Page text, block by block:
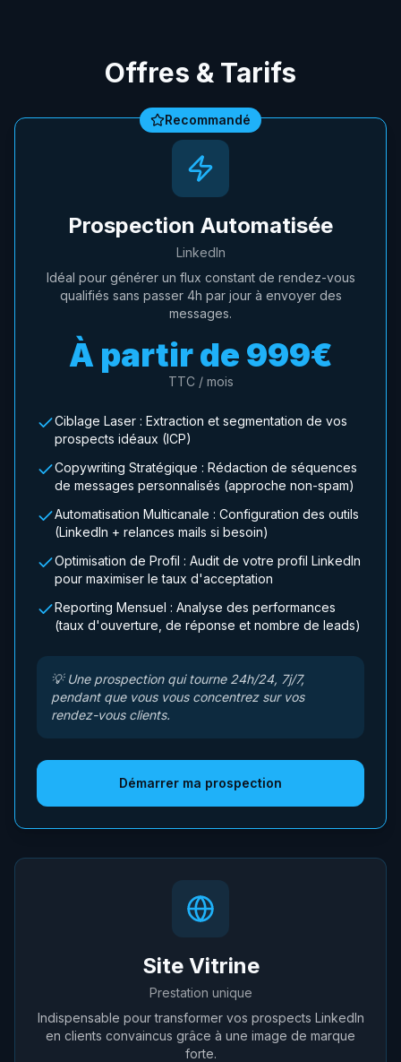
Offres & Tarifs
Recommandé
Prospection Automatisée
LinkedIn
Idéal pour générer un flux constant de rendez-vous
qualifiés sans passer 4h par jour à envoyer des
messages.
À partir de 999€
TTC / mois
Ciblage Laser : Extraction et segmentation de vos
prospects idéaux (ICP)
Copywriting Stratégique : Rédaction de séquences
de messages personnalisés (approche non-spam)
Automatisation Multicanale : Configuration des outils
(LinkedIn + relances mails si besoin)
Optimisation de Profil : Audit de votre profil LinkedIn
pour maximiser le taux d'acceptation
Reporting Mensuel : Analyse des performances
(taux d'ouverture, de réponse et nombre de leads)
💡 Une prospection qui tourne 24h/24, 7j/7,
pendant que vous vous concentrez sur vos
rendez-vous clients.
Démarrer ma prospection
Site Vitrine
Prestation unique
Indispensable pour transformer vos prospects LinkedIn
en clients convaincus grâce à une image de marque
forte.